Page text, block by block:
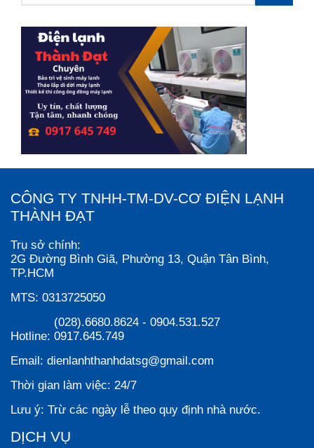
CÔNG TY TNHH-TM-DV-CƠ ĐIỆN LẠNH
THÀNH ĐẠT
Trụ sở chính:
2G Đường Bình Giã, Phường 13, Quận Tân Bình,
TP.HCM
MTS: 0313725050
Hotline:
(028).6680.8624 - 0904.531.527
0917.645.749
Email: dienlanhthanhdatsg@gmail.com
Thời gian làm việc: 24/7
Lưu ý: Trừ các ngày lễ theo quy định nhà nước.
DỊCH VỤ